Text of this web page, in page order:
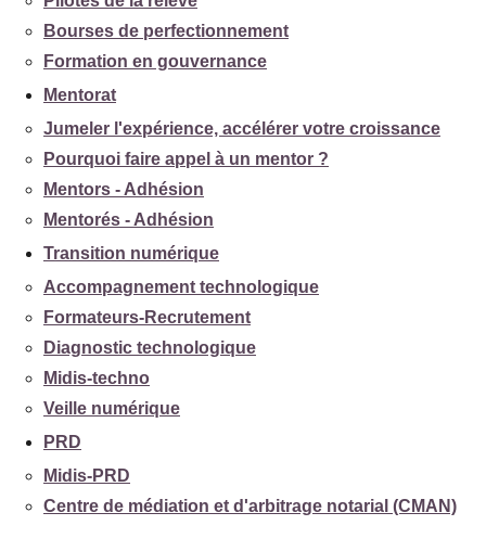
Bourses de perfectionnement
Formation en gouvernance
Mentorat
Jumeler l'expérience, accélérer votre croissance
Pourquoi faire appel à un mentor ?
Mentors - Adhésion
Mentorés - Adhésion
Transition numérique
Accompagnement technologique
Formateurs-Recrutement
Diagnostic technologique
Midis-techno
Veille numérique
PRD
Midis-PRD
Centre de médiation et d'arbitrage notarial (CMAN)